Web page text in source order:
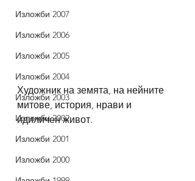
Изложби 2007
Изложби 2006
Изложби 2005
Изложби 2004
Изложби 2003
Изложби 2002
Изложби 2001
Изложби 2000
Художник на земята, на нейните
митове, история, нрави и
идиличен живот.